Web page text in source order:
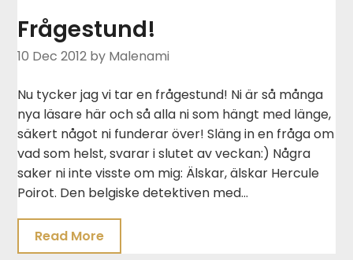
Frågestund!
10 Dec 2012 by Malenami
Nu tycker jag vi tar en frågestund! Ni är så många
nya läsare här och så alla ni som hängt med länge,
säkert något ni funderar över! Släng in en fråga om
vad som helst, svarar i slutet av veckan:) Några
saker ni inte visste om mig: Älskar, älskar Hercule
Poirot. Den belgiske detektiven med…
Read More